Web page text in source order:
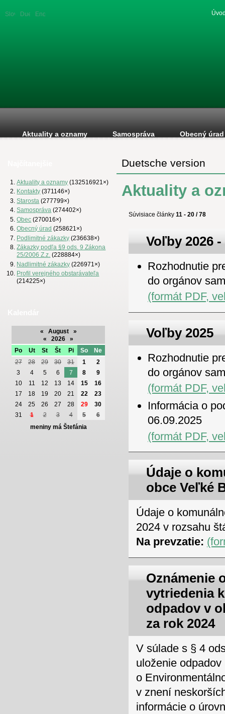
SlovenskáDuetsche
English
Aktuality a oznamy Samospráva Obecný úrad
Aktuality a oznamy (132516921×)
Kontakty (371146×)
Starosta (277799×)
Samospráva (274402×)
Obec (270016×)
Obecný úrad (258621×)
Podlimitné zákazky (236638×)
Zákazky podľa §9 ods. 9 Zákona
25/2006 Z.z. (228884×)
Nadlimitné zákazky (226971×)
Profil verejného obstarávateľa
(214225×)
« August
»
«
2026
»
Po
Ut St Št Pi So
Ne
27
28 29 30 31 1
2
3
4 5 6 7 8
9
10
11 12 13 14 15
16
17
18 19 20 21 22
23
24
25 26 27 28 29
30
31
1 2 3 4 5
6
meniny má Štefánia
Duetsche version
Aktuality a
Súvisiace články 11 - 20 / 78
Voľby 2026
Rozhodnutie
do orgánov
(formát PDF,
Voľby 2025
Rozhodnutie
do orgánov
(formát PDF,
Informácia o
06.09.2025
(formát PDF,
Údaje o
obce Veľké
Údaje o
2024 v rozsahu
Na prevzatie:
Oznámenie
vytriedenia
odpadov v
za rok 2024
V súlade s § 4
uloženie
o
v znení
informácie o